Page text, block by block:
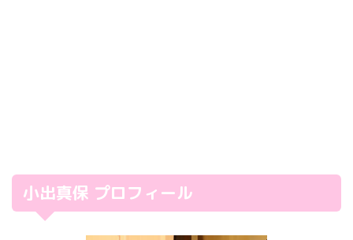
小出真保 プロフィール